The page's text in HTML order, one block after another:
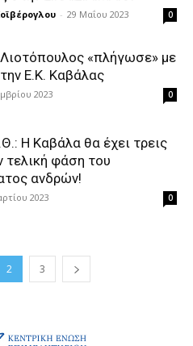
- 29 Μαΐου 2023 0
«πλήγωσε» με
Ε.Κ. Καβάλας
2023 0
Η Καβάλα θα έχει τρεις
τελική φάση του
ανδρών!
2023 0
2 3